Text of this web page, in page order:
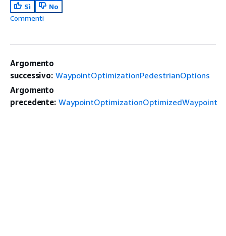
Sì
No
Commenti
Argomento
successivo: WaypointOptimizationPedestrianOptions
Argomento
precedente: WaypointOptimizationOptimizedWaypoint